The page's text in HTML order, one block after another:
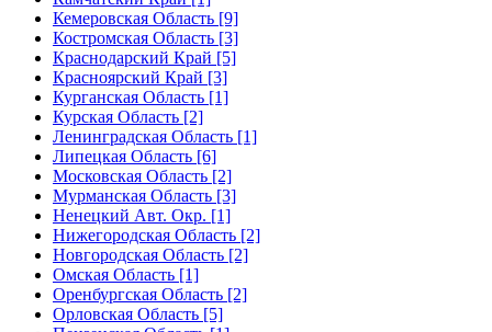
Кемеровская Область [9]
Костромская Область [3]
Краснодарский Край [5]
Красноярский Край [3]
Курганская Область [1]
Курская Область [2]
Ленинградская Область [1]
Липецкая Область [6]
Московская Область [2]
Мурманская Область [3]
Ненецкий Авт. Окр. [1]
Нижегородская Область [2]
Новгородская Область [2]
Омская Область [1]
Оренбургская Область [2]
Орловская Область [5]